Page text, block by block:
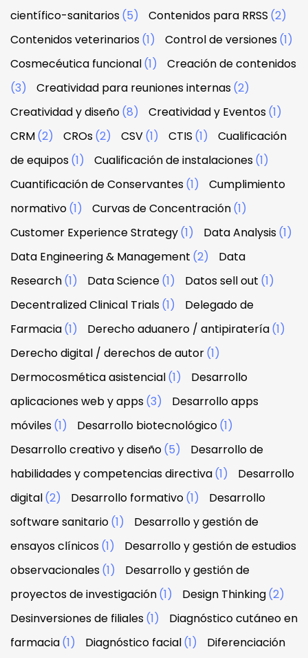
científico-sanitarios(5) Contenidos para RRSS (2)
Contenidos veterinarios(1) Control de versiones(1)
Cosmecéutica funcional(1)
Creación de contenidos
(3)
Creatividad para reuniones internas(2)
Creatividad y diseño(8) Creatividad y Eventos(1)
CRM(2) CROs(2) CSV(1) CTIS (1)
Cualificación
de equipos(1) Cualificación de instalaciones(1)
Cuantificación de Conservantes(1)
Cumplimiento
normativo(1) Curvas de Concentración(1)
Customer Experience Strategy(1) Data Analysis(1)
Data Engineering & Management (2)
Data
Research(1) Data Science(1) Datos sell out (1)
Decentralized Clinical Trials(1)
Delegado de
Farmacia(1) Derecho aduanero / antipiratería(1)
Derecho digital / derechos de autor(1)
Dermocosmética asistencial(1)
Desarrollo
aplicaciones web y apps(3)
Desarrollo apps
móviles(1) Desarrollo biotecnológico(1)
Desarrollo creativo y diseño(5)
Desarrollo de
habilidades y competencias directiva(1)
Desarrollo
digital(2) Desarrollo formativo(1)
Desarrollo
software sanitario(1)
Desarrollo y gestión de
ensayos clínicos(1)
Desarrollo y gestión de estudios
observacionales(1)
Desarrollo y gestión de
proyectos de investigación(1) Design Thinking(2)
Desinversiones de filiales(1)
Diagnóstico cutáneo en
farmacia(1) Diagnóstico facial(1)
Diferenciación